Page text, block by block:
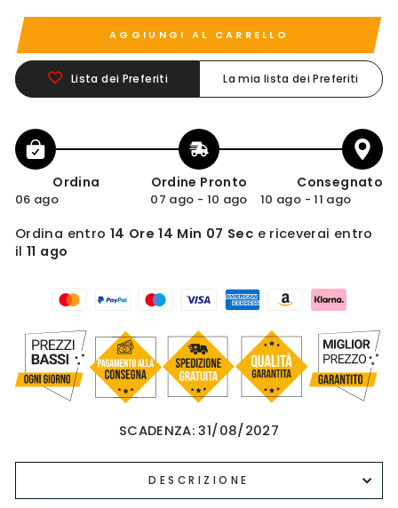
AGGIUNGI AL CARRELLO
Lista dei Preferiti La mia lista dei Preferiti
Ordina
06 ago
Ordine Pronto
07 ago - 10 ago
Consegnato
10 ago - 11 ago
Ordina entro 14 Ore 14 Min 07 Sec e riceverai entro
il11 ago
SCADENZA: 31/08/2027
DESCRIZIONE